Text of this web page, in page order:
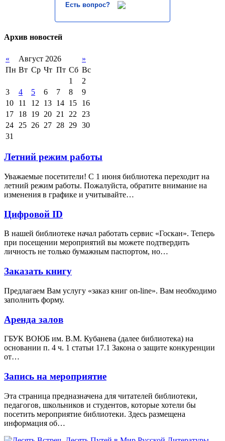
Есть вопрос?
Архив новостей
« Август 2026
»
Пн Вт Ср Чт Пт Сб Вс
1
2
3
4 5 6 7 8
9
10
11 12 13 14 15
16
17
18 19 20 21 22
23
24
25 26 27 28 29 30
31
Летний режим работы
Уважаемые посетители! С 1 июня библиотека переходит на
летний режим работы. Пожалуйста, обратите внимание на
изменения в графике и учитывайте…
Цифровой ID
В нашей библиотеке начал работать сервис «Госкан». Теперь
при посещении мероприятий вы можете подтвердить
личность не только бумажным паспортом, но…
Заказать книгу
Предлагаем Вам услугу «заказ книг on-line». Вам необходимо
заполнить форму.
Аренда залов
ГБУК ВОЮБ им. В.М. Кубанева (далее библиотека) на
основании п. 4 ч. 1 статьи 17.1 Закона о защите конкуренции
от…
Запись на мероприятие
Эта страница предназначена для читателей библиотеки,
педагогов, школьников и студентов, которые хотели бы
посетить мероприятие библиотеки. Здесь размещена
информация об…